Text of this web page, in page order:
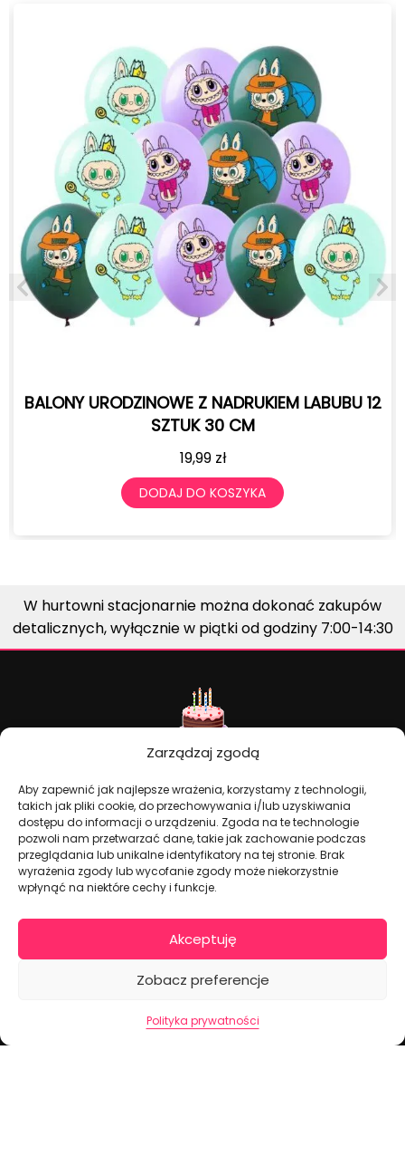
Zarządzaj zgodą
Aby zapewnić jak najlepsze wrażenia, korzystamy z technologii,
takich jak pliki cookie, do przechowywania i/lub uzyskiwania
dostępu do informacji o urządzeniu. Zgoda na te technologie
pozwoli nam przetwarzać dane, takie jak zachowanie podczas
przeglądania lub unikalne identyfikatory na tej stronie. Brak
wyrażenia zgody lub wycofanie zgody może niekorzystnie
wpłynąć na niektóre cechy i funkcje.
Akceptuję
Zobacz preferencje
Polityka prywatności
URODZINOWE Z NADRUKIEM LABUBU 12
SZTUK 30 CM
zł
DODAJ DO KOSZYKA
W hurtowni stacjonarnie można dokonać zakupów
detalicznych, wyłącznie w piątki od godziny 7:00-14:30
Dekoracje na torty i akcesoria imprezowe
KONTAKT I DANE FIRMOWE
tortoweozdoby.sklep@gmail.com
ul. Modularna 12, 02-238 Warszawa
Giełda Spożywcza Okęcie Pawilon 403
NIP: PL7970009100